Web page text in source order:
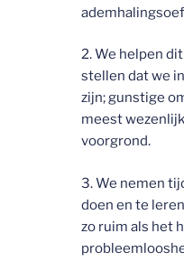
2. We helpen
stellen dat we
zijn; gunstige
meest
voorgrond.
3. We nemen
doen en te
zo ruim als het